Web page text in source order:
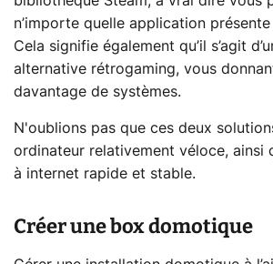
n’importe quelle application
Cela signifie également qu’il s’agit
alternative rétrogaming, vous
davantage de systèmes.
N'oublions pas que ces deux
ordinateur relativement véloce, ainsi
à internet rapide et stable.
Créer une box domotique